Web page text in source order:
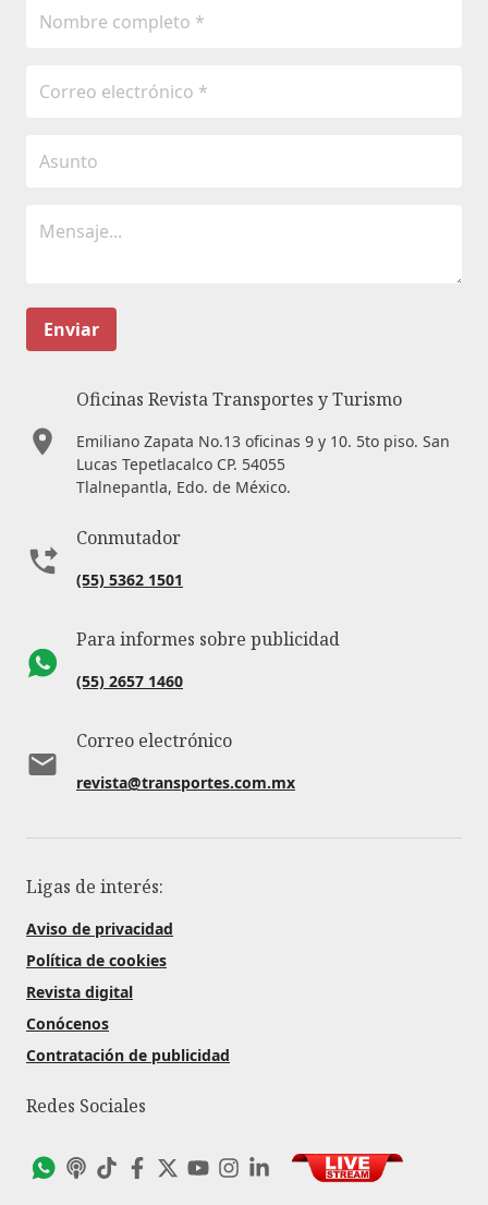
Enviar
Oficinas Revista Transportes y Turismo
Emiliano Zapata No.13 oficinas 9 y 10. 5to piso. San
Lucas Tepetlacalco CP. 54055
Tlalnepantla, Edo. de México.
Conmutador
(55) 5362 1501
Para informes sobre publicidad
(55) 2657 1460
Correo electrónico
revista@transportes.com.mx
Ligas de interés:
Aviso de privacidad
Política de cookies
Revista digital
Conócenos
Contratación de publicidad
Redes Sociales